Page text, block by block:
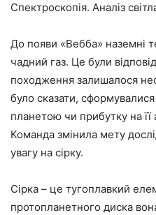
Спектроскопія. Аналіз
До появи «Вебба» наземні
чадний газ. Це були
походження залишалося
було сказати,
планетою чи прибутку на її
Команда змінила мету
увагу на сірку.
Сірка – це тугоплавкий
протопланетного диска